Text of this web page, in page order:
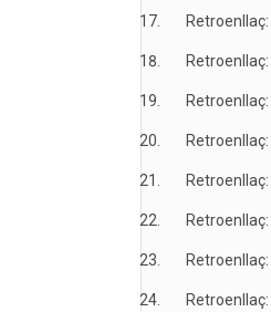
Retroenllaç:
Retroenllaç:
Retroenllaç:
Retroenllaç:
Retroenllaç:
Retroenllaç:
Retroenllaç:
Retroenllaç: